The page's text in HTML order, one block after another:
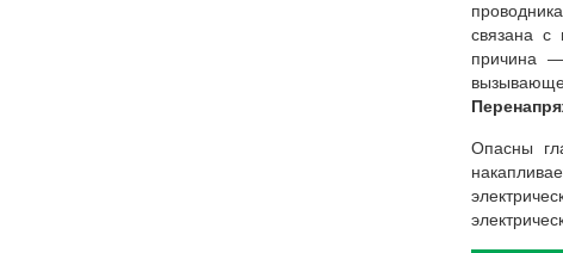
связана с
причина —
Опасны